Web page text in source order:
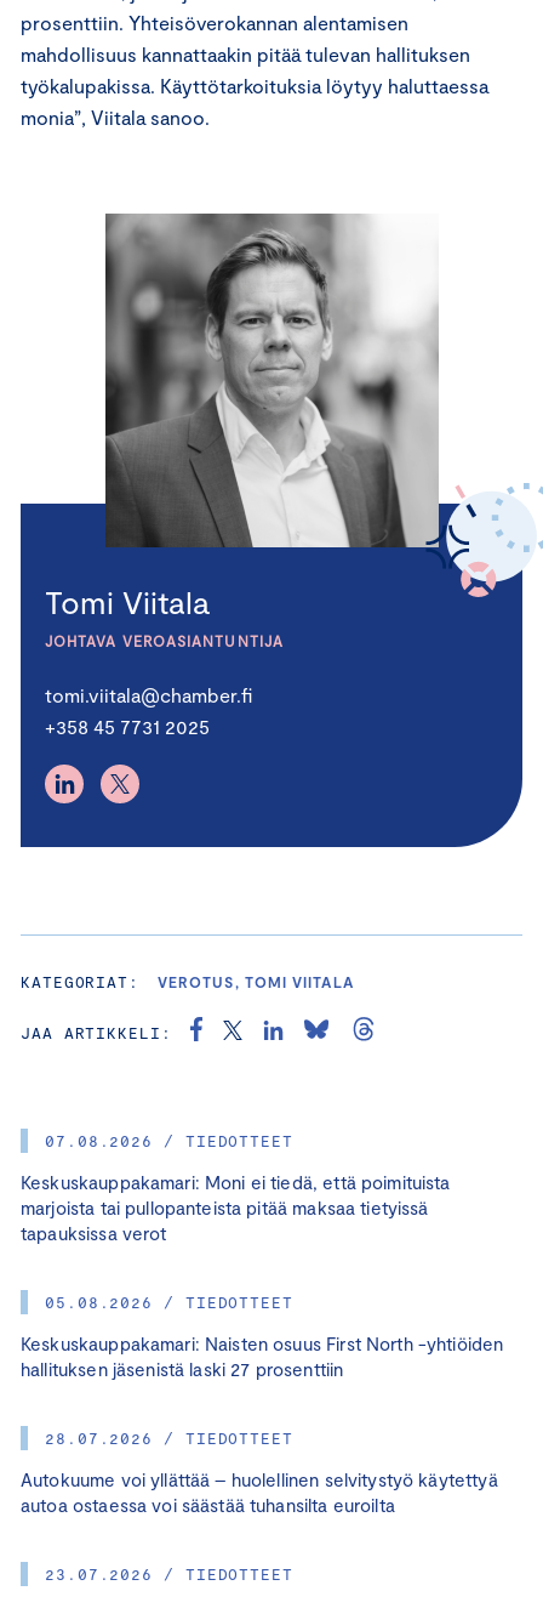
07.08.2026 / TIEDOTTEET
Keskuskauppakamari: Moni ei tiedä, että poimituista
marjoista tai pullopanteista pitää maksaa tietyissä
tapauksissa verot
05.08.2026 / TIEDOTTEET
Keskuskauppakamari: Naisten osuus First North -yhtiöiden
hallituksen jäsenistä laski 27 prosenttiin
28.07.2026 / TIEDOTTEET
Autokuume voi yllättää – huolellinen selvitystyö käytettyä
autoa ostaessa voi säästää tuhansilta euroilta
23.07.2026 / TIEDOTTEET
prosenttiin. Yhteisöverokannan alentamisen
mahdollisuus kannattaakin pitää tulevan hallituksen
työkalupakissa. Käyttötarkoituksia löytyy haluttaessa
monia”, Viitala sanoo.
Tomi Viitala
JOHTAVA VEROASIANTUNTIJA
tomi.viitala@chamber.fi
+358 45 7731 2025
KATEGORIAT: VEROTUS, TOMI VIITALA
JAA ARTIKKELI: